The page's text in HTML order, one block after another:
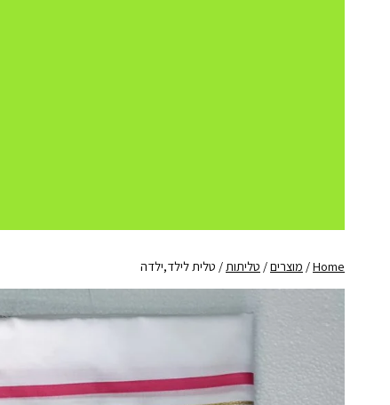
Home
/ מוצרים/ טליתות / טלית לילד,ילדה